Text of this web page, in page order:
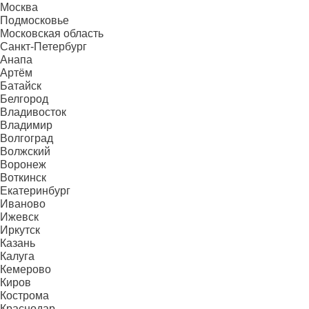
Москва
Подмосковье
Московская область
Санкт-Петербург
Анапа
Артём
Батайск
Белгород
Владивосток
Владимир
Волгоград
Волжский
Воронеж
Воткинск
Екатеринбург
Иваново
Ижевск
Иркутск
Казань
Калуга
Кемерово
Киров
Кострома